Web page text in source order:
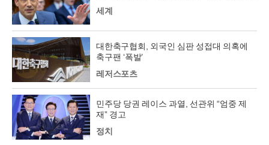
세계
대한축구협회, 외국인 심판 성접대 의혹에
축구팬 ‘폭발’
레저스포츠
민주당 당권 레이스 과열, 선관위 “엄중 제
재” 경고
정치